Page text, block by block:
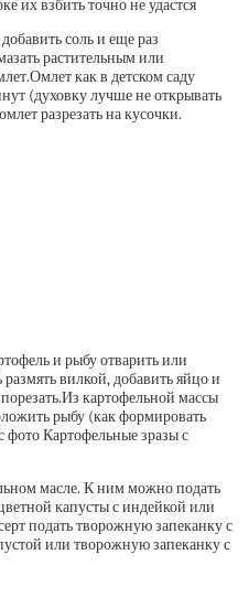
их взбить точно не удастся
соль и еще раз
растительным или
как в детском саду
(духовку лучше не открывать
разрезать на кусочки.
и рыбу отварить или
вилкой, добавить яйцо и
картофельной массы
рыбу (как формировать
фото Картофельные зразы с
масле. К ним можно подать
капусты с индейкой или
подать творожную запеканку с
или творожную запеканку с